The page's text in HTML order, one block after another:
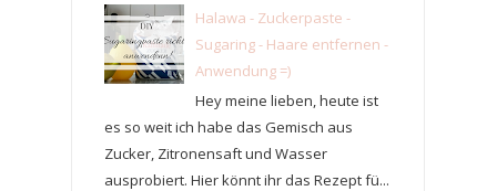
Halawa - Zuckerpaste -
Sugaring - Haare entfernen -
Anwendung =)
Hey meine lieben, heute ist
es so weit ich habe das Gemisch aus
Zucker, Zitronensaft und Wasser
ausprobiert. Hier könnt ihr das Rezept fü...